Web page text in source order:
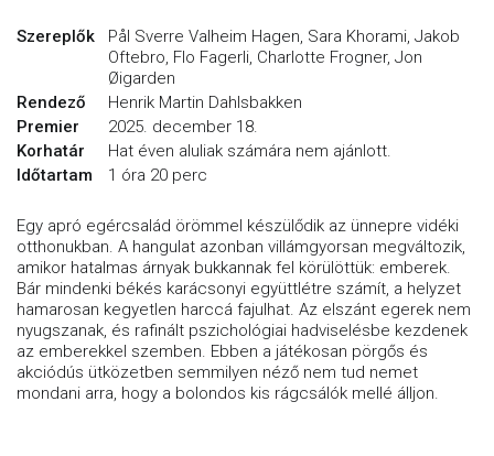
Szereplők
Pål Sverre Valheim Hagen, Sara Khorami, Jakob
Oftebro, Flo Fagerli, Charlotte Frogner, Jon
Øigarden
Rendező
Henrik Martin Dahlsbakken
Premier
2025. december 18.
Korhatár
Hat éven aluliak számára nem ajánlott.
Időtartam
1 óra 20 perc
Egy apró egércsalád örömmel készülődik az ünnepre vidéki
otthonukban. A hangulat azonban villámgyorsan megváltozik,
amikor hatalmas árnyak bukkannak fel körülöttük: emberek.
Bár mindenki békés karácsonyi együttlétre számít, a helyzet
hamarosan kegyetlen harccá fajulhat. Az elszánt egerek nem
nyugszanak, és rafinált pszichológiai hadviselésbe kezdenek
az emberekkel szemben. Ebben a játékosan pörgős és
akciódús ütközetben semmilyen néző nem tud nemet
mondani arra, hogy a bolondos kis rágcsálók mellé álljon.